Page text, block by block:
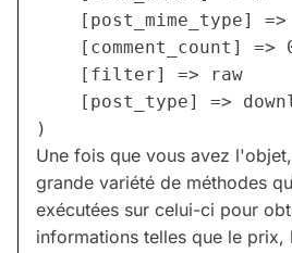
    [post_mime_type] =>
[comment_count] =>
    [filter] => raw
[post_type] =>
Une fois que vous avez
grande variété de méthodes
exécutées sur celui-ci pour
informations telles que le prix,